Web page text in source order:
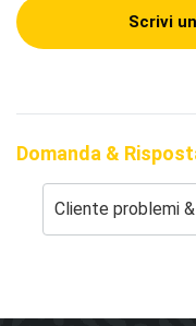
Scrivi
Domanda &